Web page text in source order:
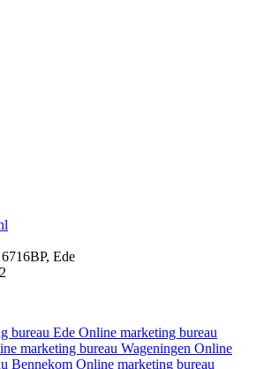
Ede
bureau Ede Online marketing bureau
marketing bureau Wageningen Online
Bennekom Online marketing bureau